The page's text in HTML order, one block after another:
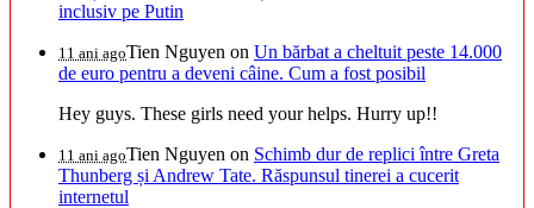
inclusiv pe Putin
11 ani agoTien Nguyen on Un bărbat a cheltuit peste 14.000
de euro pentru a deveni câine. Cum a fost posibil
Hey guys. These girls need your helps. Hurry up!!
11 ani agoTien Nguyen on Schimb dur de replici între Greta
Thunberg și Andrew Tate. Răspunsul tinerei a cucerit
internetul